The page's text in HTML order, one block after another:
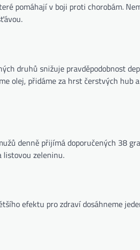
pomáhají v boji proti chorobám.
druhů snižuje pravděpodobnost
olej, přidáme za hrst čerstvých
denně přijímá doporučených 38
listovou zeleninu.
efektu pro zdraví dosáhneme